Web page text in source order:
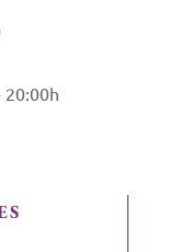
20:00h